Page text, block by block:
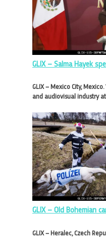
GLIX – Salma Hayek
GLIX – Mexico City,
and audiovisual industry
GLIX – Old Bohemian
GLIX – Heralec, Czech